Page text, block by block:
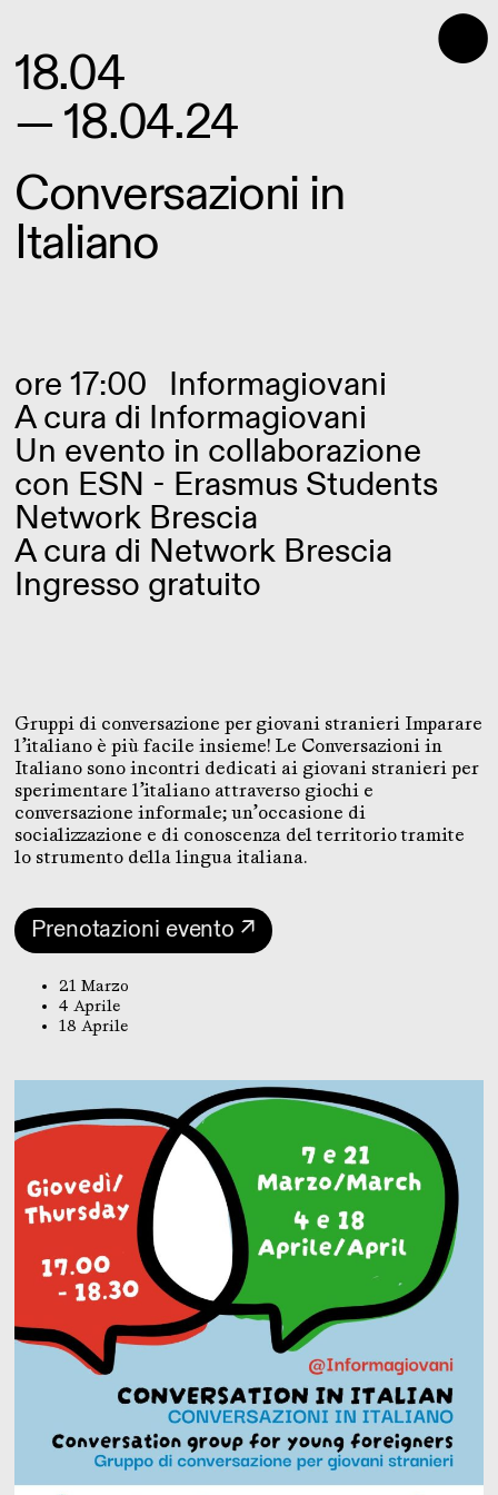
⬤
18.04
— 18.04.24
Conversazioni in
Italiano
ore 17:00 Informagiovani
A cura di Informagiovani
Un evento in collaborazione
con ESN - Erasmus Students
Network Brescia
A cura di Network Brescia
Ingresso gratuito
Gruppi di conversazione per giovani stranieri Imparare
l’italiano è più facile insieme! Le Conversazioni in
Italiano sono incontri dedicati ai giovani stranieri per
sperimentare l’italiano attraverso giochi e
conversazione informale; un’occasione di
socializzazione e di conoscenza del territorio tramite
lo strumento della lingua italiana.
Prenotazioni evento ↗
21 Marzo
4 Aprile
18 Aprile